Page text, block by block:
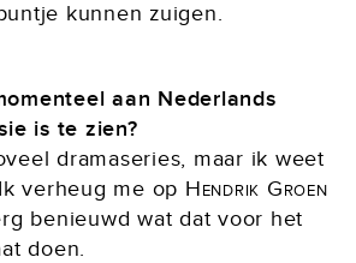
kunnen zuigen.
aan Nederlands
is te zien?
dramaseries, maar ik weet
verheug me op Hendrik Groen
benieuwd wat dat voor het
doen.